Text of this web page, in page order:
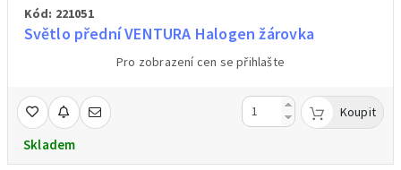
Kód: 221051
Světlo přední VENTURA Halogen žárovka
Pro zobrazení cen se přihlašte
Skladem
Koupit